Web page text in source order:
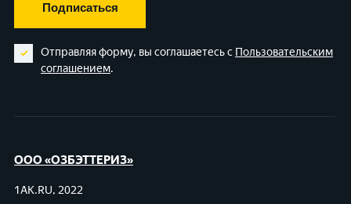
Подписаться
Отправляя форму, вы соглашаетесь с Пользовательским
соглашением.
ООО «ОЗБЭТТЕРИЗ»
1AK.RU, 2022